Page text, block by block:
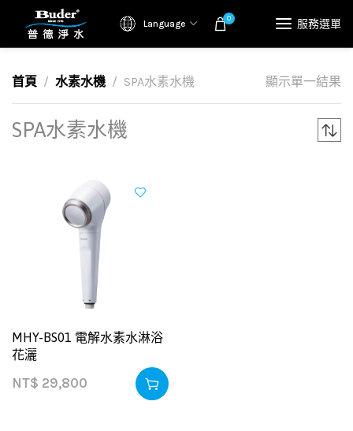
Language 0 服務選單
首頁 水素水機 SPA水素水機 顯示單一結果
SPA水素水機
MHY-BS01 電解水素水淋浴
花灑
NT$ 29,800